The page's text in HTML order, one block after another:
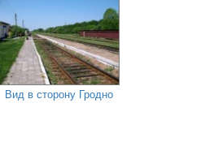
Вид в сторону Гродно